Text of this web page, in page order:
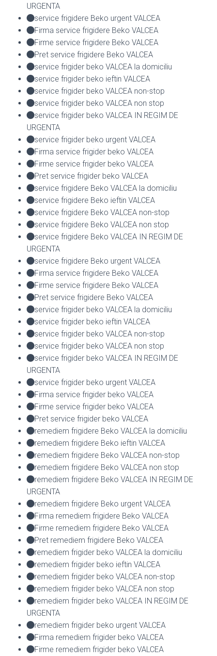
URGENTA
service frigidere Beko urgent VALCEA
Firma service frigidere Beko VALCEA
Firme service frigidere Beko VALCEA
Pret service frigidere Beko VALCEA
service frigider beko VALCEA la domiciliu
service frigider beko ieftin VALCEA
service frigider beko VALCEA non-stop
service frigider beko VALCEA non stop
service frigider beko VALCEA IN REGIM DE
URGENTA
service frigider beko urgent VALCEA
Firma service frigider beko VALCEA
Firme service frigider beko VALCEA
Pret service frigider beko VALCEA
service frigidere Beko VALCEA la domiciliu
service frigidere Beko ieftin VALCEA
service frigidere Beko VALCEA non-stop
service frigidere Beko VALCEA non stop
service frigidere Beko VALCEA IN REGIM DE
URGENTA
service frigidere Beko urgent VALCEA
Firma service frigidere Beko VALCEA
Firme service frigidere Beko VALCEA
Pret service frigidere Beko VALCEA
service frigider beko VALCEA la domiciliu
service frigider beko ieftin VALCEA
service frigider beko VALCEA non-stop
service frigider beko VALCEA non stop
service frigider beko VALCEA IN REGIM DE
URGENTA
service frigider beko urgent VALCEA
Firma service frigider beko VALCEA
Firme service frigider beko VALCEA
Pret service frigider beko VALCEA
remediem frigidere Beko VALCEA la domiciliu
remediem frigidere Beko ieftin VALCEA
remediem frigidere Beko VALCEA non-stop
remediem frigidere Beko VALCEA non stop
remediem frigidere Beko VALCEA IN REGIM DE
URGENTA
remediem frigidere Beko urgent VALCEA
Firma remediem frigidere Beko VALCEA
Firme remediem frigidere Beko VALCEA
Pret remediem frigidere Beko VALCEA
remediem frigider beko VALCEA la domiciliu
remediem frigider beko ieftin VALCEA
remediem frigider beko VALCEA non-stop
remediem frigider beko VALCEA non stop
remediem frigider beko VALCEA IN REGIM DE
URGENTA
remediem frigider beko urgent VALCEA
Firma remediem frigider beko VALCEA
Firme remediem frigider beko VALCEA